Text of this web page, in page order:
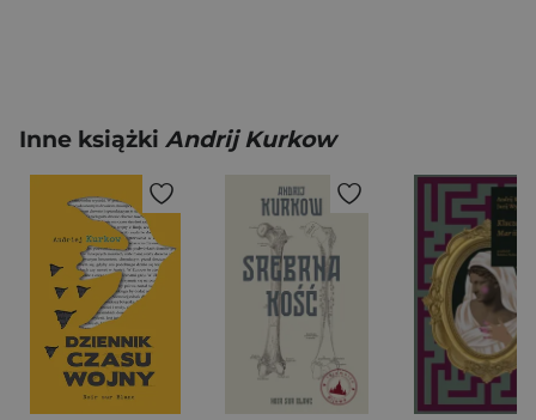
Inne książki Andrij Kurkow